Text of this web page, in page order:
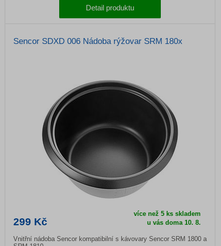
Detail produktu
Sencor SDXD 006 Nádoba rýžovar SRM 180x
299 Kč
více než 5 ks skladem
u vás doma10. 8.
Vnitřní nádoba Sencor kompatibilní s kávovary Sencor SRM 1800 a